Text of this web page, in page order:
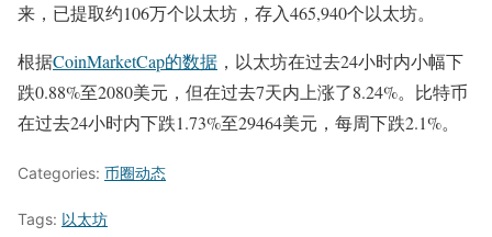
来，已提取约106万个以太坊，存入465,940个以太坊。
根据CoinMarketCap的数据 ，以太坊在过去24小时内小幅下
跌0.88%至2080美元，但在过去7天内上涨了8.24%。比特币
在过去24小时内下跌1.73%至29464美元，每周下跌2.1%。
Categories: 币圈动态
Tags: 以太坊